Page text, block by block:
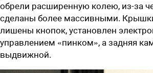
обрели расширенную колею, из-за
сделаны более массивными.
лишены кнопок, установлен
управлением «пинком», а задняя
выдвижной.